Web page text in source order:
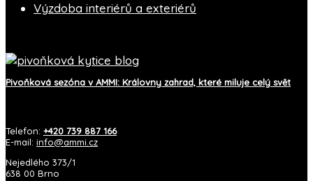
Výzdoba interiérů a exteriérů
Pivoňková sezóna v AMMI: Královny zahrad, které miluje celý svět
Telefon: +420 739 887 166
E-mail: info@ammi.cz
Nejedlého 373/1
638 00 Brno